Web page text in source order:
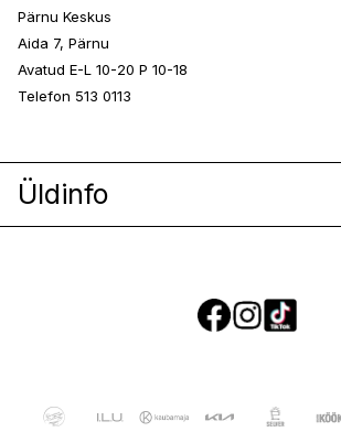
Pärnu Keskus
Aida 7, Pärnu
Avatud E-L 10-20 P 10-18
Telefon 513 0113
Üldinfo